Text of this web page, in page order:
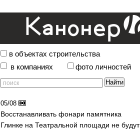
в объектах строительства
в компаниях
фото личностей
05/08
Восстанавливать фонари памятника
Глинке на Театральной площади не будут